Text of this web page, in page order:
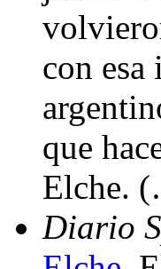
con esa
que
Elche.
Diario